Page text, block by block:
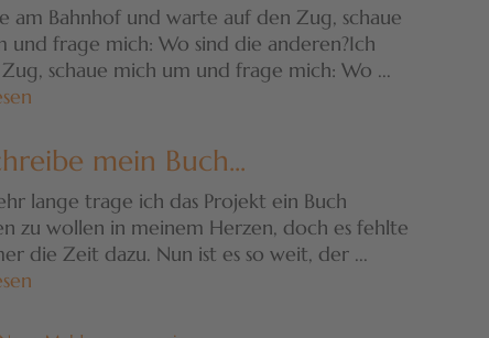
am Bahnhof und warte auf den Zug, schaue
und frage mich: Wo sind die anderen?Ich
schaue mich um und frage mich: Wo ...
mein Buch...
lange trage ich das Projekt ein Buch
zu wollen in meinem Herzen, doch es fehlte
die Zeit dazu. Nun ist es so weit, der ...